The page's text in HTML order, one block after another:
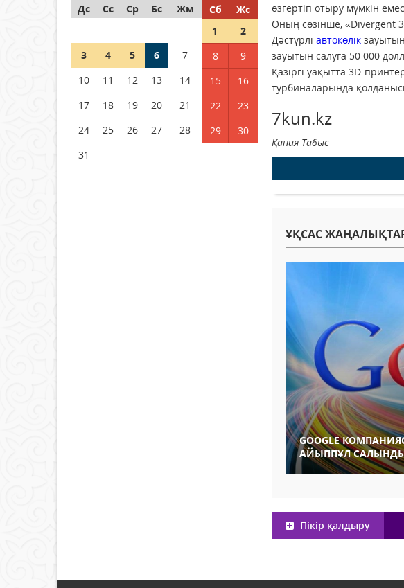
04 тамыз 2026 ж. 106
МЕ?
04 тамыз 2026 ж. 98
байланысты суды үнемдей
Дс
Сс Ср Бс Жм Сб
Жс
1
2
3
4 5 6 7 8
9
10
11 12 13 14 15
16
17
18 19 20 21 22
23
24
25 26 27 28 29
30
31
өзгертіп отыру мүмкін
Оның сөзінше, «Divergent
Дәстүрлі автокөлік
зауытын салуға 50 000
Қазіргі уақытта 3D-
турбиналарында
7kun.kz
Қания Табыс
ҰҚСАС
GOOGLE
АЙЫППҰЛ
Пікір қалдыру